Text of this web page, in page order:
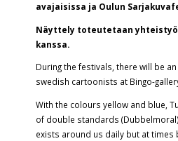
avajaisissa ja Oulun
Näyttely toteutetaan
kanssa.
During the festivals, there will be
swedish cartoonists at Bingo-
With the colours yellow and blue,
of double standards
exists around us daily but at